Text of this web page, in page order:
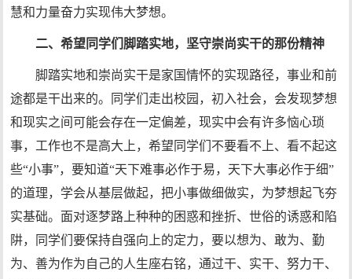
慧和力量奋力实现伟大梦想。
二、希望同学们脚踏实地，坚守崇尚实干的那份精神
脚踏实地和崇尚实干是家国情怀的实现路径，事业和前
途都是干出来的。同学们走出校园，初入社会，会发现梦想
和现实之间可能会存在一定偏差，现实中会有许多恼心琐
事，工作也不是高大上，希望同学们不要看不上、看不起这
些“小事”，要知道“天下难事必作于易，天下大事必作于细”
的道理，学会从基层做起，把小事做细做实，为梦想起飞夯
实基础。面对逐梦路上种种的困惑和挫折、世俗的诱惑和陷
阱，同学们要保持自强向上的定力，要以想为、敢为、勤
为、善为作为自己的人生座右铭，通过干、实干、努力干、